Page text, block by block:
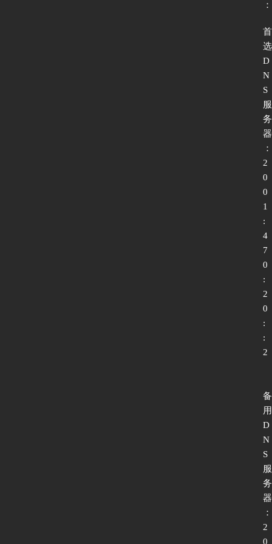
：
首
选
D
N
S
服
务
器
：
2
0
0
1
:
4
7
0
:
2
0
:
:
2
备
用
D
N
S
服
务
器
：
2
0